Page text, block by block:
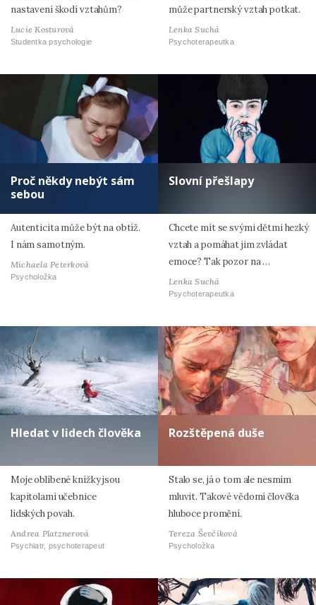
nastavení škodí vztahům?
Lucie Kosturová
Studentka psychologie
může partnerský vztah potkat.
Lenka Suchá
Psychoterapeutka
Proč někdy nebýt sám
sebou
Autenticita může být na obtíž.
I nám samotným.
Michaela Peterková
Psycholožka
Slovní přešlapy
Chcete mít se svými dětmi hezký
vztah a pomáhat jim zvládat
emoce? Tak pozor na …
Lenka Suchá
Psychoterapeutka
Hledat v lidech člověka
Moje oblíbené knížky jsou
kapitolami učebnice
lidských povah.
Andrea Platznerová
Psychiatr, psychoterapeut
Rozštěpená duše
Stalo se, já o tom ale nesmím
mluvit. Takové vědomí člověka
hluboce promění.
Tereza Ševčíková
Psycholožka